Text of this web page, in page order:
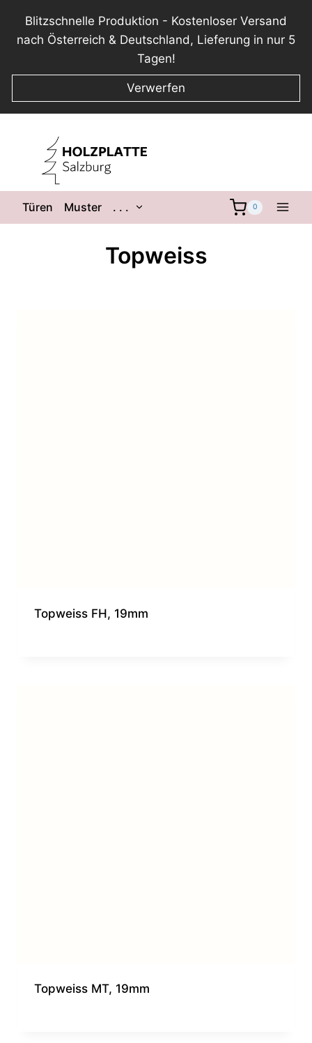
Blitzschnelle Produktion - Kostenloser Versand
nach Österreich & Deutschland, Lieferung in nur 5
Tagen!
Verwerfen
springen
Türen Muster . . . 0
Topweiss
Topweiss FH, 19mm
Topweiss MT, 19mm